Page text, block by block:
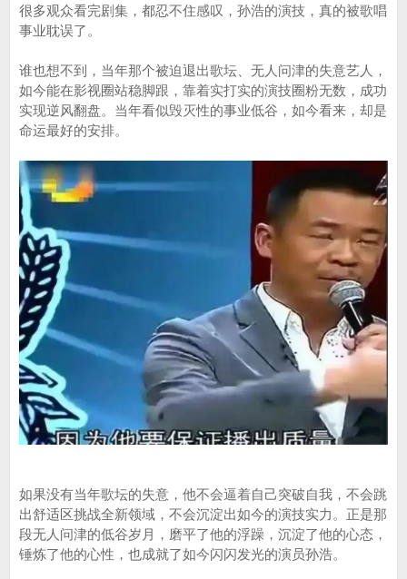
很多观众看完剧集，都忍不住感叹，孙浩的演技，真的被歌唱
事业耽误了。
谁也想不到，当年那个被迫退出歌坛、无人问津的失意艺人，
如今能在影视圈站稳脚跟，靠着实打实的演技圈粉无数，成功
实现逆风翻盘。当年看似毁灭性的事业低谷，如今看来，却是
命运最好的安排。
如果没有当年歌坛的失意，他不会逼着自己突破自我，不会跳
出舒适区挑战全新领域，不会沉淀出如今的演技实力。正是那
段无人问津的低谷岁月，磨平了他的浮躁，沉淀了他的心态，
锤炼了他的心性，也成就了如今闪闪发光的演员孙浩。